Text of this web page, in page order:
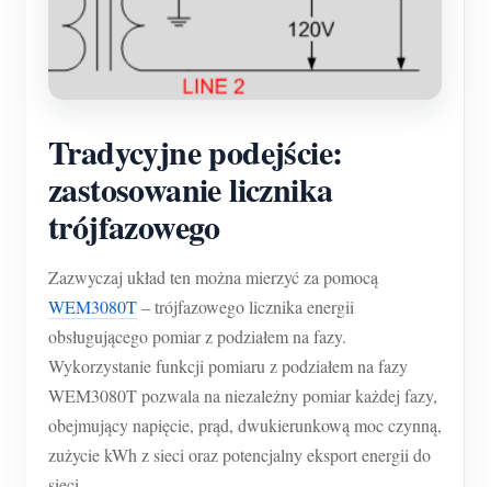
Tradycyjne podejście:
zastosowanie licznika
trójfazowego
Zazwyczaj układ ten można mierzyć za pomocą
WEM3080T– trójfazowego licznika energii
obsługującego pomiar z podziałem na fazy.
Wykorzystanie funkcji pomiaru z podziałem na fazy
WEM3080T pozwala na niezależny pomiar każdej fazy,
obejmujący napięcie, prąd, dwukierunkową moc czynną,
zużycie kWh z sieci oraz potencjalny eksport energii do